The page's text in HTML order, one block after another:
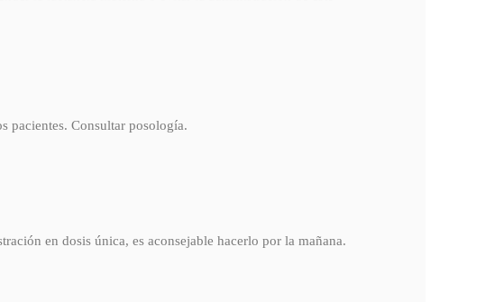
pacientes. Consultar posología.
en dosis única, es aconsejable hacerlo por la mañana.